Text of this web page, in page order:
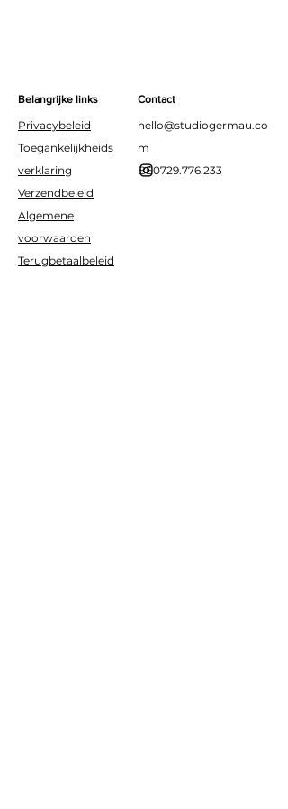
Belangrijke links
Privacybeleid
Toegankelijkheids
verklaring
Verzendbeleid
Algemene
voorwaarden
Terugbetaalbeleid
Contact
hello@studiogermau.co
m
BE0729.776.233